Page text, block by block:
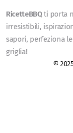
RicetteBBQti porta
irresistibili,
sapori, perfeziona
griglia!
©